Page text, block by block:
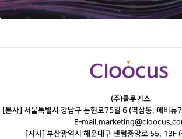
(주)클루커스
[본사] 서울특별시 강남구 논현로75길 6 (역삼동, 에비뉴
E-mail.
[지사] 부산광역시 해운대구 센텀중앙로 55, 13F (